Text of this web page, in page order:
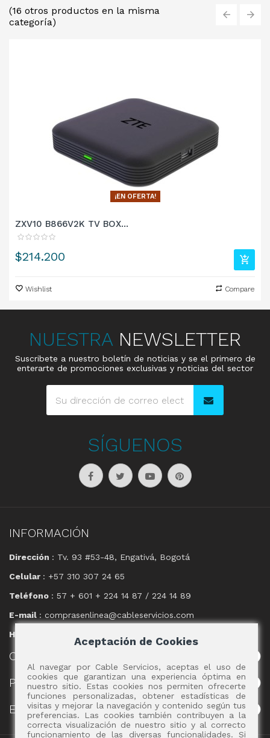
(16 otros productos en la misma
categoría)
¡EN OFERTA!
ZXV10 B866V2K TV BOX...
Precio
$214.200
Wishlist Compare
NUESTRA NEWSLETTER
Suscribete a nuestro boletín de noticias y se el primero de
enterarte de promociones exclusivas y noticias del sector
SÍGUENOS
INFORMACIÓN
Dirección : Tv. 93 #53-48, Engativá, Bogotá
Celular : +57 310 307 24 65
Teléfono : 57 + 601 + 224 14 87 / 224 14 89
E-mail : comprasenlinea@cableservicios.com
Horario
CABLE
POLÍTICAS
EVENTOS
Aceptación de Cookies
Al navegar por Cable Servicios, aceptas el uso de
cookies que garantizan una experiencia óptima en
nuestro sitio. Estas cookies nos permiten ofrecerte
funciones personalizadas, obtener estadísticas de
visitas y mejorar la navegación y contenido según tus
preferencias. Las cookies también contribuyen a la
correcta visualización de nuestro sitio y al correcto
funcionamiento de las diversas funcionalidades. Si